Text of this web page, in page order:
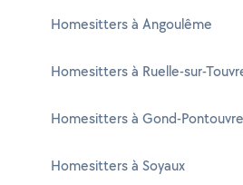
Homesitters à Angoulême
Homesitters à Ruelle-sur-
Homesitters à Gond-Pontouvre
Homesitters à Soyaux